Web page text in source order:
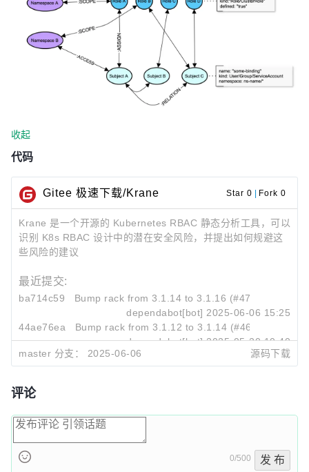
收起
代码
Gitee 极速下载/Krane Star 0 Fork 0
Krane 是一个开源的 Kubernetes RBAC 静态分析工具，可以
识别 K8s RBAC 设计中的潜在安全风险，并提出如何规避这
些风险的建议
最近提交:
ba714c59
Bump rack from 3.1.14 to 3.1.16 (#472)
dependabot[bot] 2025-06-06 15:25
44ae76ea
Bump rack from 3.1.12 to 3.1.14 (#461)
dependabot[bot] 2025-05-20 10:40
d72976c4
Bump rubocop from 1.75.2 to 1.75.4 (#459)
master 分支： 2025-06-06 源码下载
评论
0/500 发 布